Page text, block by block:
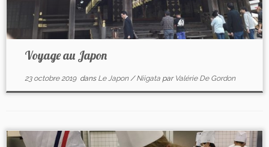
Voyage au Japon
23 octobre 2019dans Le Japon/Niigata par Valérie De Gordon